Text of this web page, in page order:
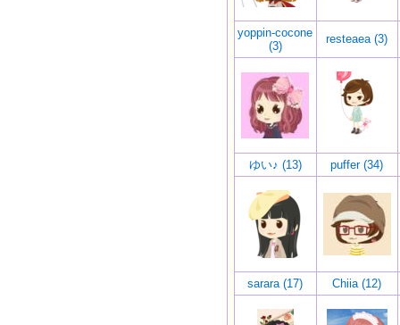
yoppin-cocone
(3)
resteaea (3)
ゆい♪ (13) puffer (34)
sarara (17) Chiia (12)